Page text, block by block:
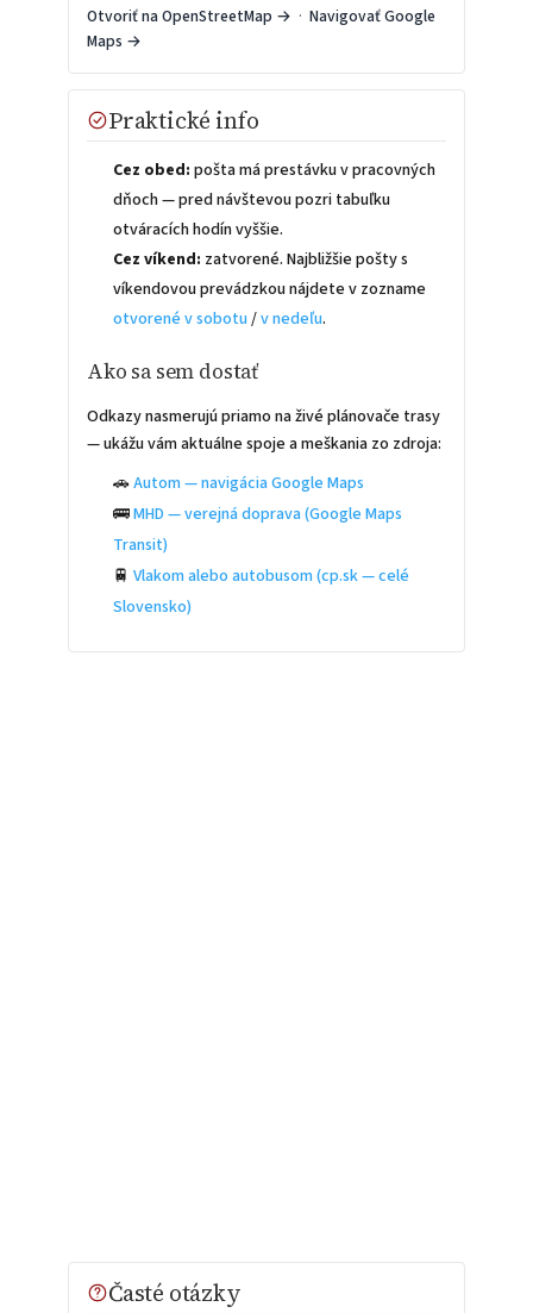
Otvoriť na OpenStreetMap → · Navigovať Google
Maps →
Praktické info
Cez obed: pošta má prestávku v pracovných
dňoch — pred návštevou pozri tabuľku
otváracích hodín vyššie.
Cez víkend: zatvorené. Najbližšie pošty s
víkendovou prevádzkou nájdete v zozname
otvorené v sobotu /v nedeľu.
Ako sa sem dostať
Odkazy nasmerujú priamo na živé plánovače trasy
— ukážu vám aktuálne spoje a meškania zo zdroja:
🚗Autom — navigácia Google Maps
🚌MHD — verejná doprava (Google Maps
Transit)
🚆Vlakom alebo autobusom (cp.sk — celé
Slovensko)
Časté otázky